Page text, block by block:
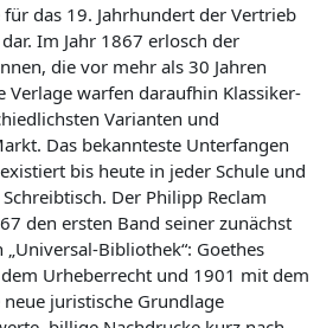
das 19. Jahrhundert der Vertrieb
Im Jahr 1867 erlosch der
, die vor mehr als 30 Jahren
Verlage warfen daraufhin Klassiker-
Varianten und
Das bekannteste Unterfangen
existiert bis heute in jeder Schule und
Der Philipp Reclam
den ersten Band seiner zunächst
„Universal-Bibliothek“: Goethes
dem Urheberrecht und 1901 mit dem
juristische Grundlage